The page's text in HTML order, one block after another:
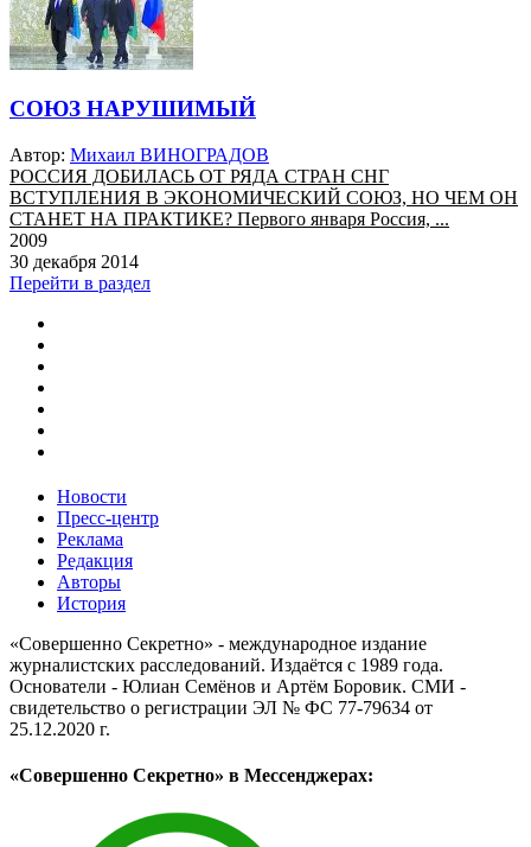
СОЮЗ НАРУШИМЫЙ
Автор: Михаил ВИНОГРАДОВ
РОССИЯ ДОБИЛАСЬ ОТ РЯДА СТРАН СНГ
ВСТУПЛЕНИЯ В ЭКОНОМИЧЕСКИЙ СОЮЗ, НО ЧЕМ ОН
СТАНЕТ НА ПРАКТИКЕ? Первого января Россия, ...
2009
30 декабря 2014
Перейти в раздел
Новости
Пресс-центр
Реклама
Редакция
Авторы
История
«Совершенно Секретно» - международное издание
журналистских расследований. Издаётся с 1989 года.
Основатели - Юлиан Семёнов и Артём Боровик. CМИ -
свидетельство о регистрации ЭЛ № ФС 77-79634 от
25.12.2020 г.
«Совершенно Секретно» в Мессенджерах: